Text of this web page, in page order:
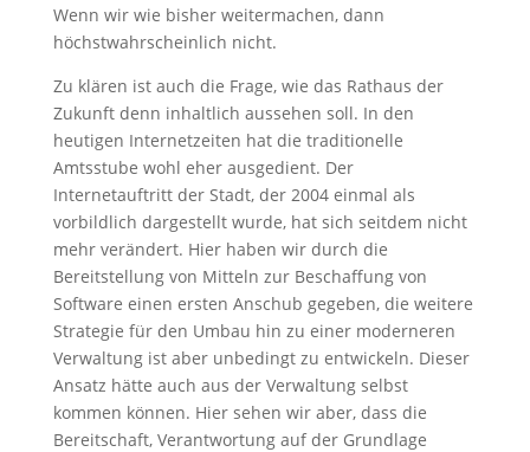
Wenn wir wie bisher weitermachen, dann
höchstwahrscheinlich nicht.
Zu klären ist auch die Frage, wie das Rathaus der
Zukunft denn inhaltlich aussehen soll. In den
heutigen Internetzeiten hat die traditionelle
Amtsstube wohl eher ausgedient. Der
Internetauftritt der Stadt, der 2004 einmal als
vorbildlich dargestellt wurde, hat sich seitdem nicht
mehr verändert. Hier haben wir durch die
Bereitstellung von Mitteln zur Beschaffung von
Software einen ersten Anschub gegeben, die weitere
Strategie für den Umbau hin zu einer moderneren
Verwaltung ist aber unbedingt zu entwickeln. Dieser
Ansatz hätte auch aus der Verwaltung selbst
kommen können. Hier sehen wir aber, dass die
Bereitschaft, Verantwortung auf der Grundlage